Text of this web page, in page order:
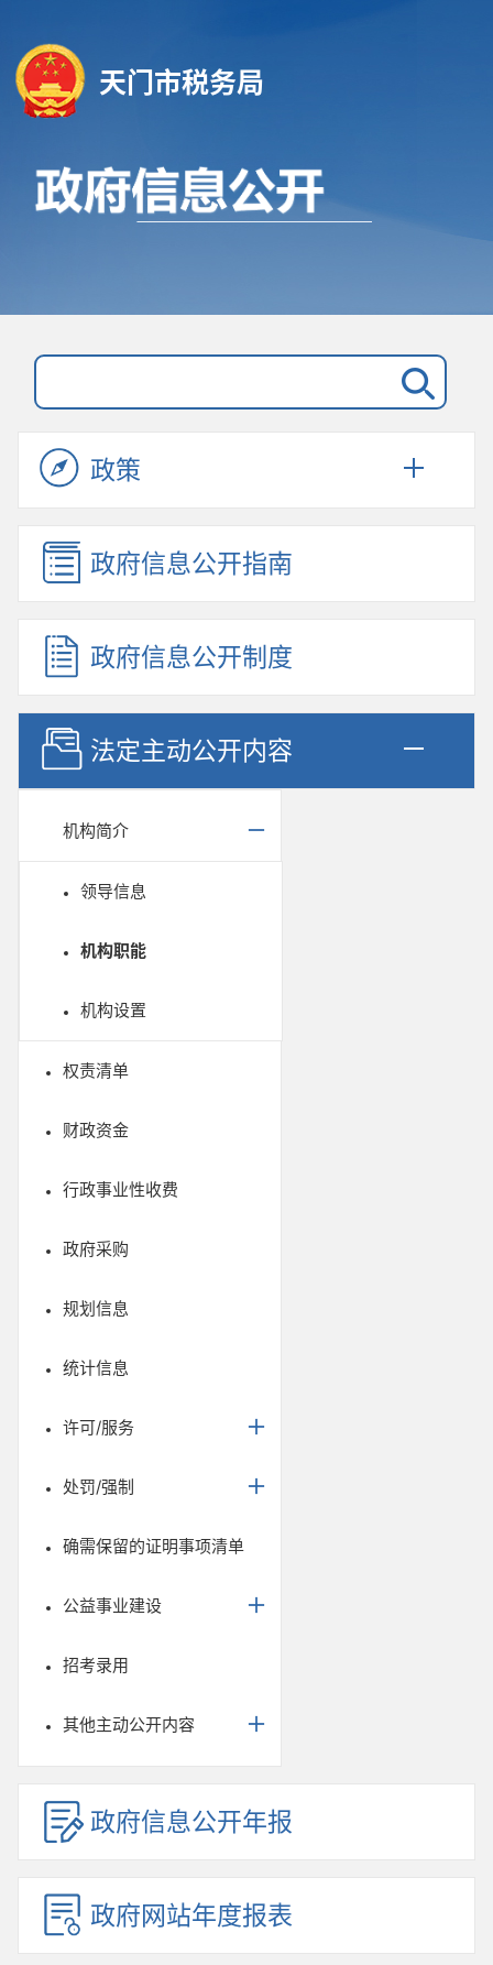
天门市税务局
政策
政府信息公开指南
政府信息公开制度
法定主动公开内容
机构简介
领导信息
机构职能
机构设置
权责清单
财政资金
行政事业性收费
政府采购
规划信息
统计信息
许可/服务
处罚/强制
确需保留的证明事项清单
公益事业建设
招考录用
其他主动公开内容
政府信息公开年报
政府网站年度报表